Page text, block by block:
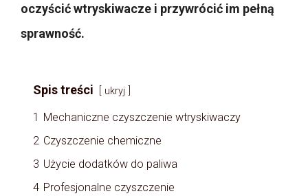
oczyścić wtryskiwacze i przywrócić im pełną
sprawność.
Spis treści ukryj
1 Mechaniczne czyszczenie wtryskiwaczy
2 Czyszczenie chemiczne
3 Użycie dodatków do paliwa
4 Profesjonalne czyszczenie